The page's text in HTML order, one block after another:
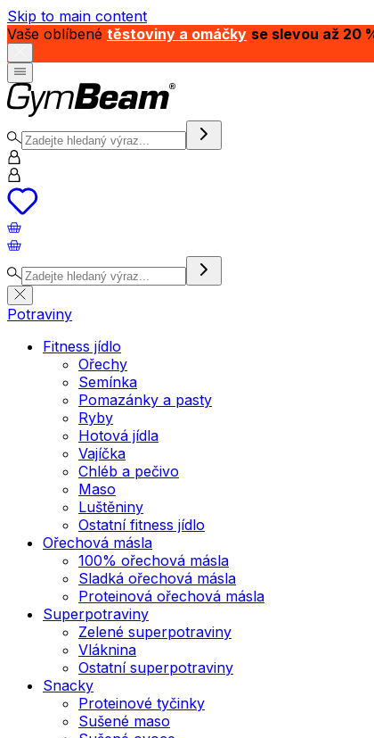
Skip to main content
Vaše oblíbené těstoviny a omáčky se slevou až 20
Potraviny
Fitness jídlo
Ořechy
Semínka
Pomazánky a pasty
Ryby
Hotová jídla
Vajíčka
Chléb a pečivo
Maso
Luštěniny
Ostatní fitness jídlo
Ořechová másla
100% ořechová másla
Sladká ořechová másla
Proteinová ořechová másla
Superpotraviny
Zelené superpotraviny
Vláknina
Ostatní superpotraviny
Snacky
Proteinové tyčinky
Sušené maso